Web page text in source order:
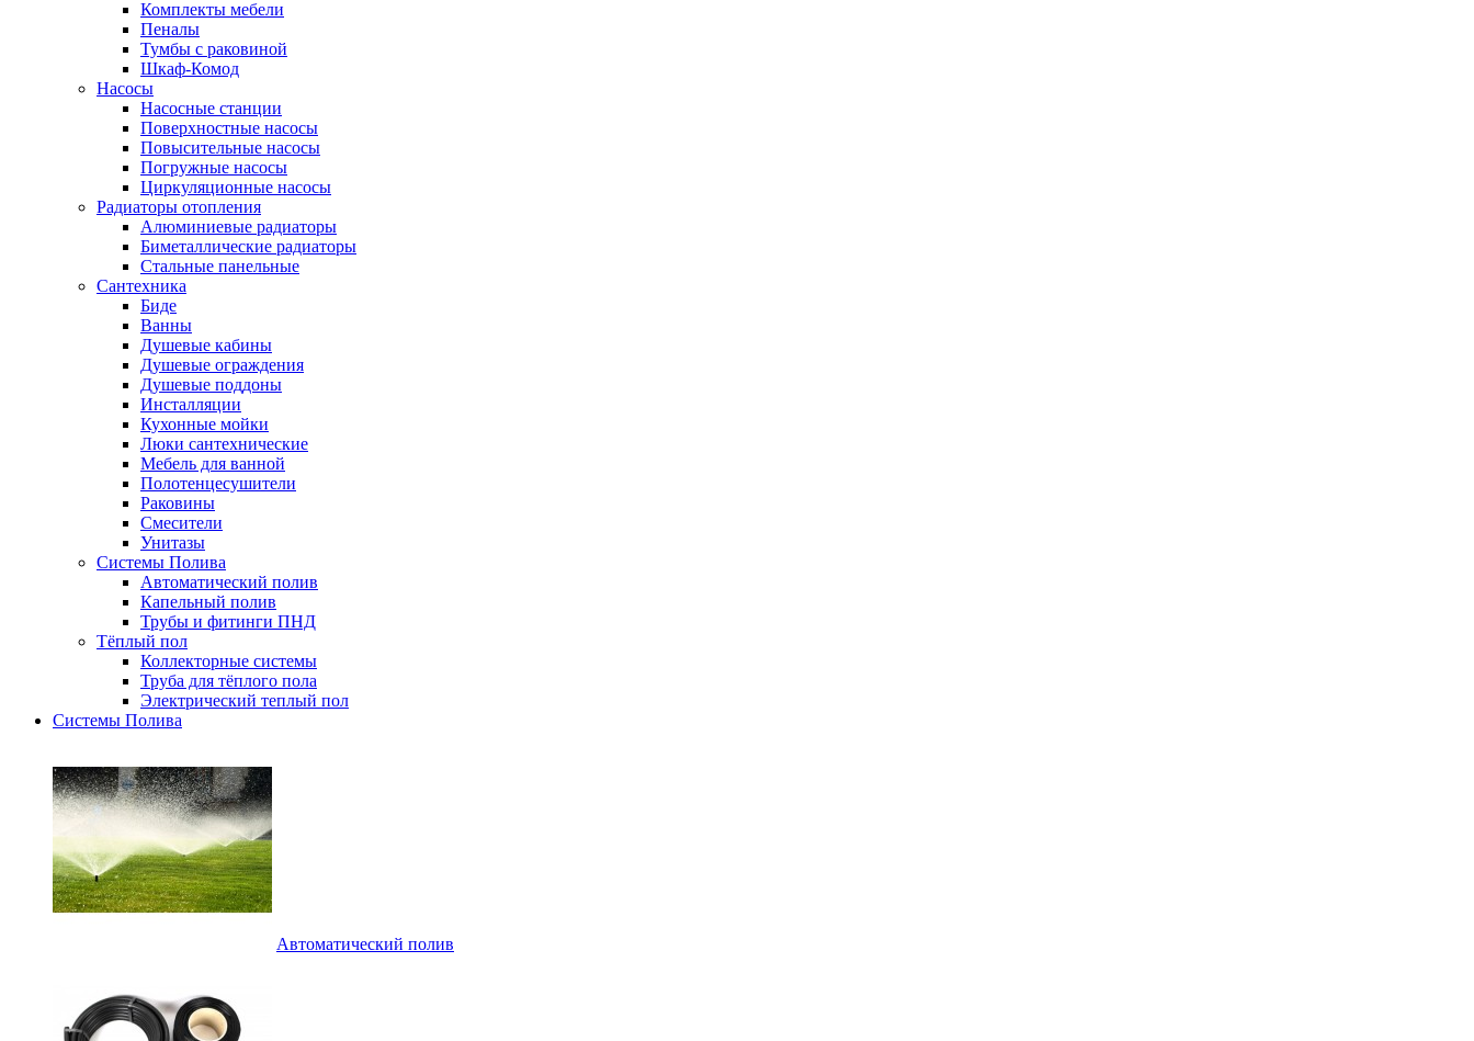
Комплекты мебели
Пеналы
Тумбы с раковиной
Шкаф-Комод
Насосы
Насосные станции
Поверхностные насосы
Повысительные насосы
Погружные насосы
Циркуляционные насосы
Радиаторы отопления
Алюминиевые радиаторы
Биметаллические радиаторы
Стальные панельные
Сантехника
Биде
Ванны
Душевые кабины
Душевые ограждения
Душевые поддоны
Инсталляции
Кухонные мойки
Люки сантехнические
Мебель для ванной
Полотенцесушители
Раковины
Смесители
Унитазы
Системы Полива
Автоматический полив
Капельный полив
Трубы и фитинги ПНД
Тёплый пол
Коллекторные системы
Труба для тёплого пола
Электрический теплый пол
Системы Полива
Автоматический полив